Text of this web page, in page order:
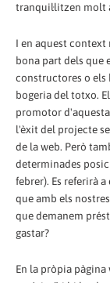
tranquil·litzen molt
I en aquest
bona part dels que
constructores o els
bogeria del totxo.
promotor
l'èxit del projecte
de la web. Però
determinades
febrer). Es referirà
que amb els
que demanem
gastar?
En la pròpia